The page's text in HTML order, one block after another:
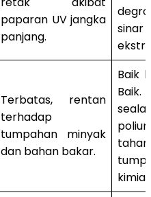
paparan UV jangka
panjang.
sinar
Terbatas, rentan
terhadap
tumpahan minyak
dan bahan bakar.
Baik
kimia.